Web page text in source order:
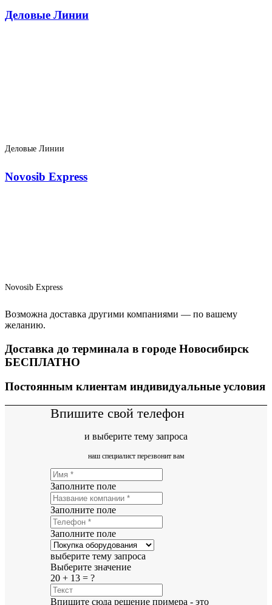
Деловые Линии
Деловые Линии
Novosib Express
Novosib Express
Возможна доставка другими компаниями — по вашему
желанию.
Доставка до терминала в городе Новосибирск
БЕСПЛАТНО
Постоянным клиентам индивидуальные условия
Впишите свой телефон
и выберите тему запроса
наш специалист перезвонит вам
Заполните поле
Заполните поле
Заполните поле
выберите тему запроса
Выберите значение
20 + 13 = ?
Впишите сюда решение примера - это